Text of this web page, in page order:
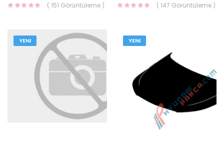
( 151 Görüntüleme ) ( 147 Görüntüleme )
YENI YENI